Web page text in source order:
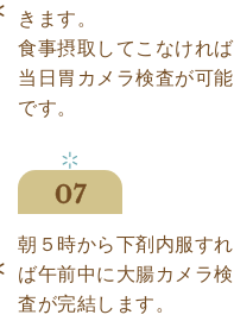
きます。
食事摂取してこなければ
当日胃カメラ検査が可能
です。
朝５時から下剤内服すれ
ば午前中に大腸カメラ検
査が完結します。